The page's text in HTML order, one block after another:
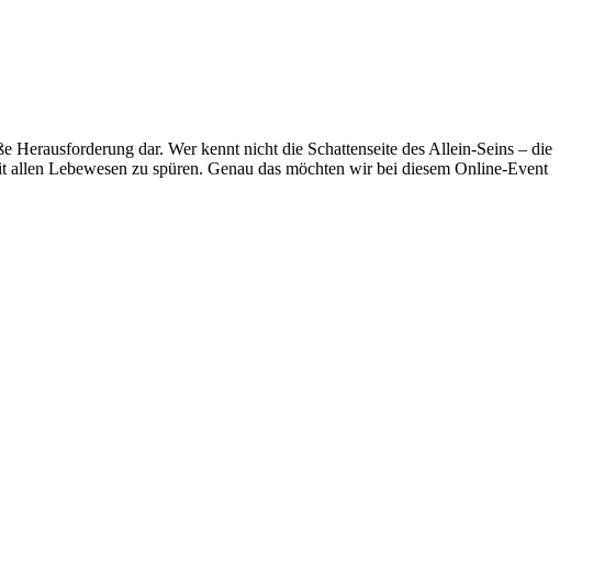
dar. Wer kennt nicht die Schattenseite des Allein-Seins – die
Lebewesen zu spüren. Genau das möchten wir bei diesem Online-Event